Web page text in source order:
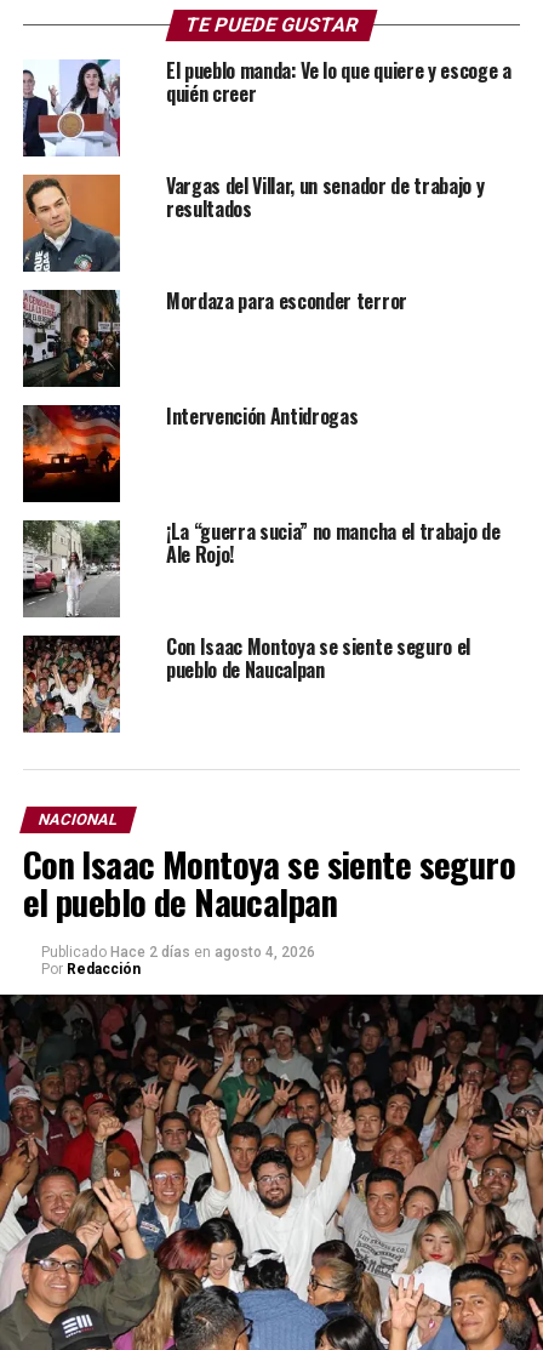
de la estrategia de seguridad municipal basada en
proximidad social, prevención del delito y atención a
ilícitos de alto impacto, el municipio vive un año
histórico en seguridad.
Sostuvo que hay resultados claros y verificables en
materia de seguridad porque su gobierno puso en
marcha una estrategia para atender las causas de
inseguridad, fortalecer la prevención y mantener
presencia permanente en territorio.
“Bajo esta visión, Ecatepec definió una estrategia
integral orientada a recuperar tranquilidad, confianza
ciudadana y orden en el espacio público”, añade.
En menos de un año se logró reducir en 39 por ciento el
robo de vehículo, 36 por ciento el homicidio doloso y el
robo a casa-habitación, y el 31 por ciento las denuncias
de extorsiones.
Añadió que hay una reducción consolidada del 40 por
ciento de delitos prioritarios, ya que se asumió el reto de
revertir la grave inseguridad mediante coordinación
institucional, reorganización de cuadrantes, más
patrullas y motocicletas, lo que mejoró tiempos de
respuesta y fortaleció el vínculo con ciudadanos.
Mientras que en Prevención del Delito se priorizó
atención a causas familiares y comunitarias para reducir
factores de riesgo y fortalecer el tejido social, y en
acciones de alto impacto se actuó con firmeza frente a
estructuras delictivas, resultado de inteligencia
TE PUEDE GUSTAR
El pueblo manda: Ve lo que quiere y escoge a
quién creer
Vargas del Villar, un senador de trabajo y
resultados
Mordaza para esconder terror
Intervención Antidrogas
¡La “guerra sucia” no mancha el trabajo de
Ale Rojo!
Con Isaac Montoya se siente seguro el
pueblo de Naucalpan
NACIONAL
Con Isaac Montoya se siente seguro
el pueblo de Naucalpan
Publicado Hace 2 días en agosto 4, 2026
Por Redacción